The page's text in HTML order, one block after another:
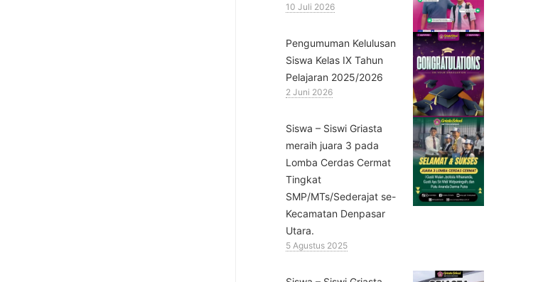
10 Juli 2026
Pengumuman Kelulusan
Siswa Kelas IX Tahun
Pelajaran 2025/2026
2 Juni 2026
Siswa – Siswi Griasta
meraih juara 3 pada
Lomba Cerdas Cermat
Tingkat
SMP/MTs/Sederajat se-
Kecamatan Denpasar
Utara.
5 Agustus 2025